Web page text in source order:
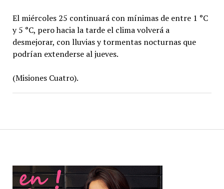
El miércoles 25 continuará con mínimas de entre 1 °C
y 5 °C, pero hacia la tarde el clima volverá a
desmejorar, con lluvias y tormentas nocturnas que
podrían extenderse al jueves.
(Misiones Cuatro).